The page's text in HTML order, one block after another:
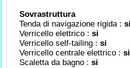
Sovrastruttura
Tenda di navigazione rigida : si
Verricello elettrico : si
Verricello self-tailing : si
Verricello centrale elettrico : si
Scaletta da bagno : si